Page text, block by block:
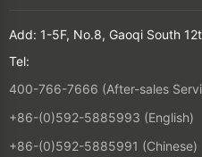
Add: 1-5F, No.8, Gaoqi South
Tel:
400-766-7666 (After-sales
+86-(0)592-5885993 (English)
+86-(0)592-5885991 (Chinese)